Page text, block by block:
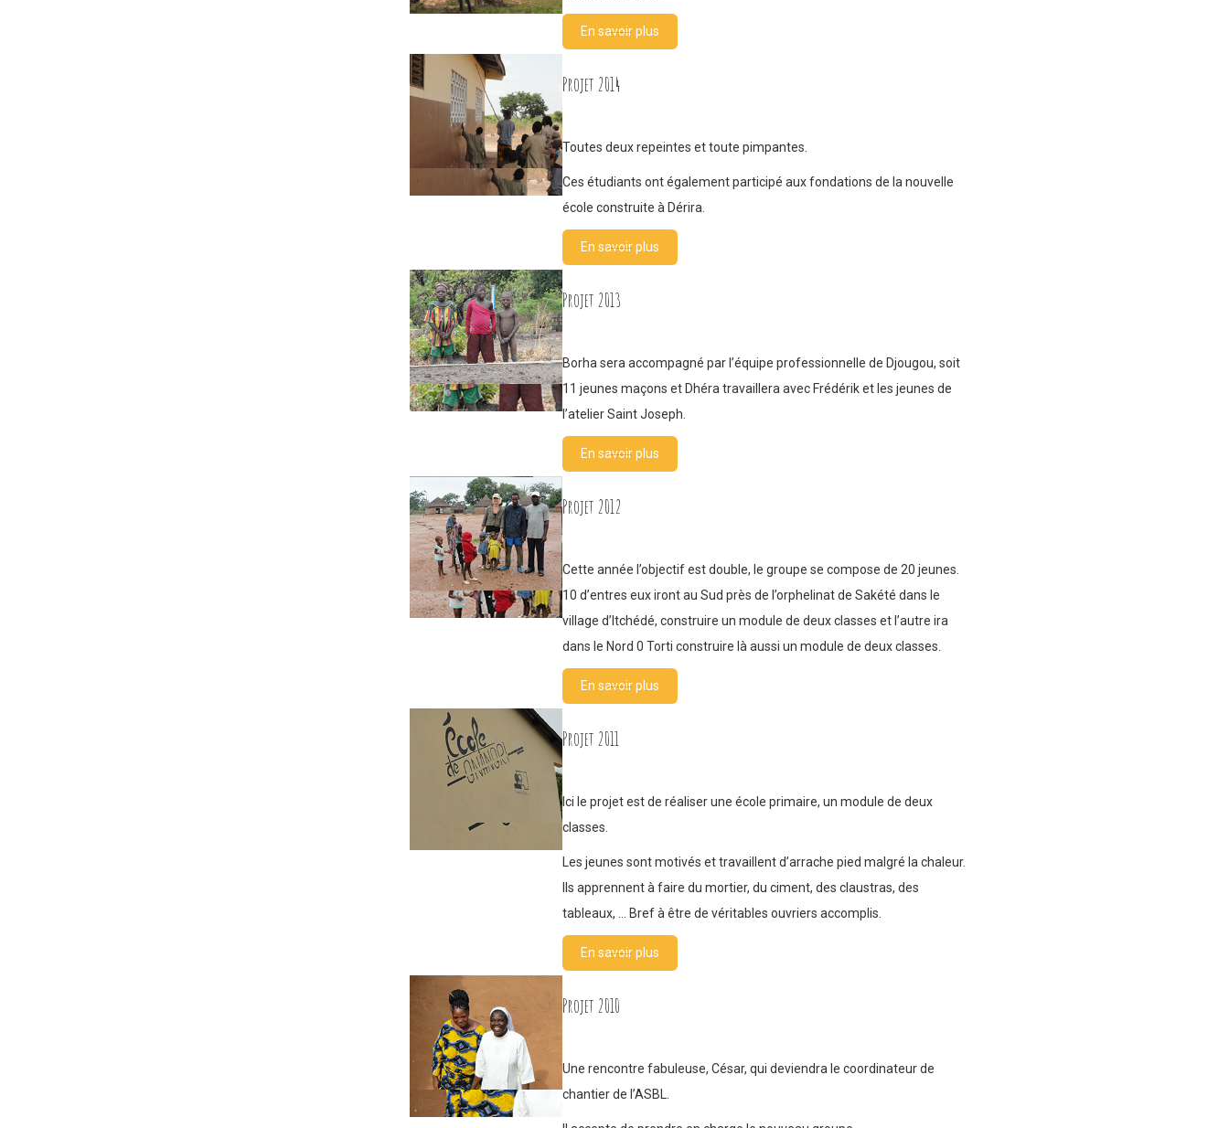
En savoir plus
Projet 2014
Toutes deux repeintes et toute pimpantes.
Ces étudiants ont également participé aux fondations de la nouvelle
école construite à Dérira.
En savoir plus
Projet 2013
Borha sera accompagné par l’équipe professionnelle de Djougou, soit
11 jeunes maçons et Dhéra travaillera avec Frédérik et les jeunes de
l’atelier Saint Joseph.
En savoir plus
Projet 2012
Cette année l’objectif est double, le groupe se compose de 20 jeunes.
10 d’entres eux iront au Sud près de l’orphelinat de Sakété dans le
village d’Itchédé, construire un module de deux classes et l’autre ira
dans le Nord 0 Torti construire là aussi un module de deux classes.
En savoir plus
Projet 2011
Ici le projet est de réaliser une école primaire, un module de deux
classes.
Les jeunes sont motivés et travaillent d’arrache pied malgré la chaleur.
Ils apprennent à faire du mortier, du ciment, des claustras, des
tableaux, … Bref à être de véritables ouvriers accomplis.
En savoir plus
Projet 2010
Une rencontre fabuleuse, César, qui deviendra le coordinateur de
chantier de l’ASBL.